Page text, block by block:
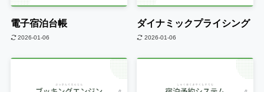
電子宿泊台帳
2026-01-06
ダイナミックプライシング
2026-01-06